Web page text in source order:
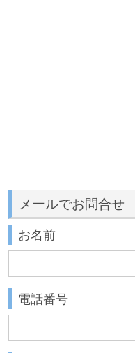
メールでお問合せ
お名前
電話番号